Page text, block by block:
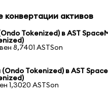
конвертации активов
Tokenized) в AST
8,7401 ASTSon
Tokenized) в AST
1,3020 ASTSon